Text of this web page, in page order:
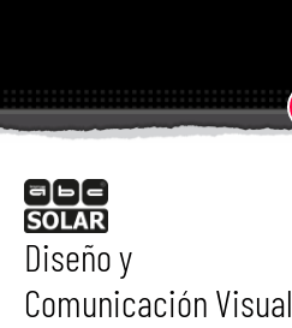
Diseño y
Comunicación Visual